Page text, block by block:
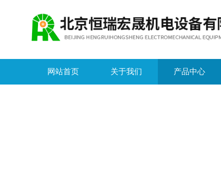
网站首页 关于我们 产品中心